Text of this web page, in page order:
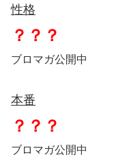
性格
？？？
ブロマガ公開中
本番
？？？
ブロマガ公開中